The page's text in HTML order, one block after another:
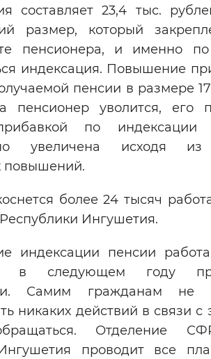
составляет 23,4 тыс.
размер, который
пенсионера, и именно
индексация. Повышение
пенсии в размере
пенсионер уволится, его
по индексации
увеличена исходя
повышений.
более 24 тысяч
Ингушетия.
индексации пенсии
в следующем году
Самим гражданам не
никаких действий в связи с
Отделение
проводит все